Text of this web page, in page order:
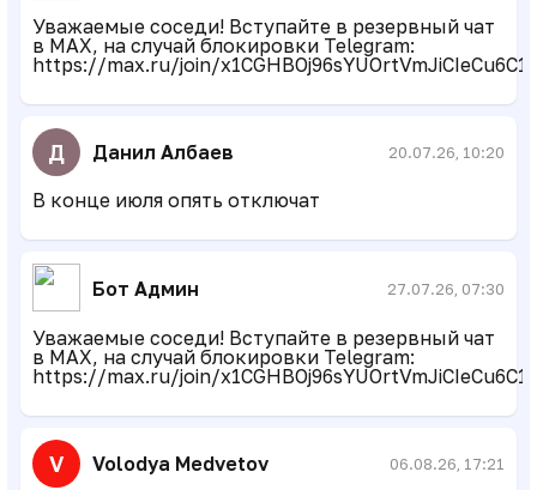
V Volodya Medvetov 06.08.26, 17:21
Бот Админ 27.07.26, 07:30
Уважаемые соседи! Вступайте в резервный чат
в MAX, на случай блокировки Telegram:
https://max.ru/join/
Д Данил Албаев 20.07.26, 10:20
В конце июля опять отключат
Уважаемые соседи! Вступайте в резервный чат
в MAX, на случай блокировки Telegram:
https://max.ru/join/